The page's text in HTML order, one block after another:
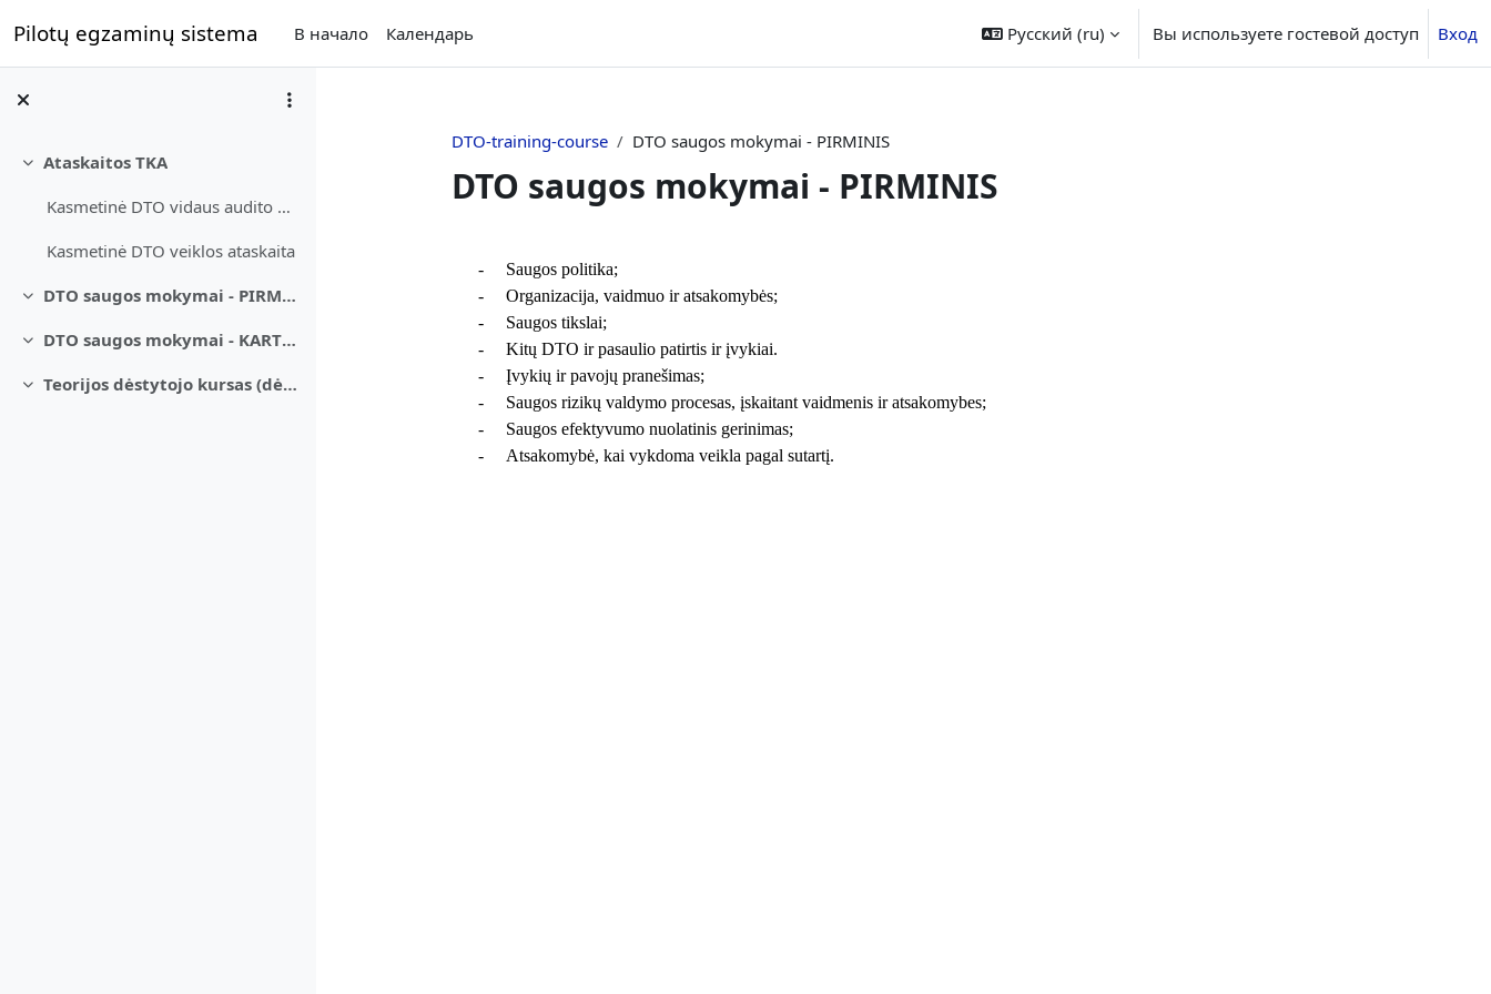
Pilotų egzaminų sistema В начало Календарь Русский ‎(ru)‎ Вы используете гостевой доступ Вход
Свернуть
Ataskaitos TKA
Kasmetinė DTO vidaus audito ataskaita
Kasmetinė DTO veiklos ataskaita
Свернуть DTO saugos mokymai - PIRMINIS
Свернуть DTO saugos mokymai - KARTOTINIS
Свернуть Teorijos dėstytojo kursas (dėstytojams su patirtimi / be FI reitingo)
DTO-training-course DTO saugos mokymai - PIRMINIS
DTO saugos mokymai - PIRMINIS
Section outline
-
Saugos politika;
-
Organizacija, vaidmuo ir atsakomybės;
-
Saugos tikslai;
-
Kitų DTO ir pasaulio patirtis ir įvykiai.
-
Įvykių ir pavojų pranešimas;
-
Saugos rizikų valdymo procesas, įskaitant vaidmenis ir atsakomybes;
-
Saugos efektyvumo nuolatinis gerinimas;
-
Atsakomybė, kai vykdoma veikla pagal sutartį.